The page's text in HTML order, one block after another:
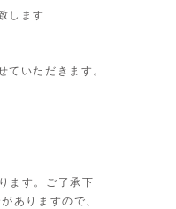
します
ていただきます。
ます。ご了承下
ありますので、